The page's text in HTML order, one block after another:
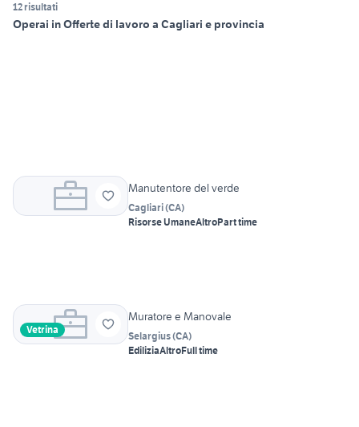
12 risultati
Operai in Offerte di lavoro a Cagliari e provincia
Manutentore del verde
Cagliari(CA)
Risorse UmaneAltroPart time
Vetrina
Muratore e Manovale
Selargius(CA)
EdiliziaAltroFull time